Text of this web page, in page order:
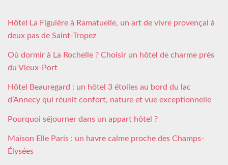
Hôtel La Figuière à Ramatuelle, un art de vivre provençal à
deux pas de Saint-Tropez
Où dormir à La Rochelle ? Choisir un hôtel de charme près
du Vieux-Port
Hôtel Beauregard : un hôtel 3 étoiles au bord du lac
d’Annecy qui réunit confort, nature et vue exceptionnelle
Pourquoi séjourner dans un appart hôtel ?
Maison Elle Paris : un havre calme proche des Champs-
Élysées